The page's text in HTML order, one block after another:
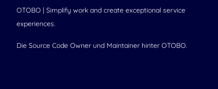
OTOBO | Simplify work and create exceptional service
experiences.
Die Source Code Owner und Maintainer hinter OTOBO.